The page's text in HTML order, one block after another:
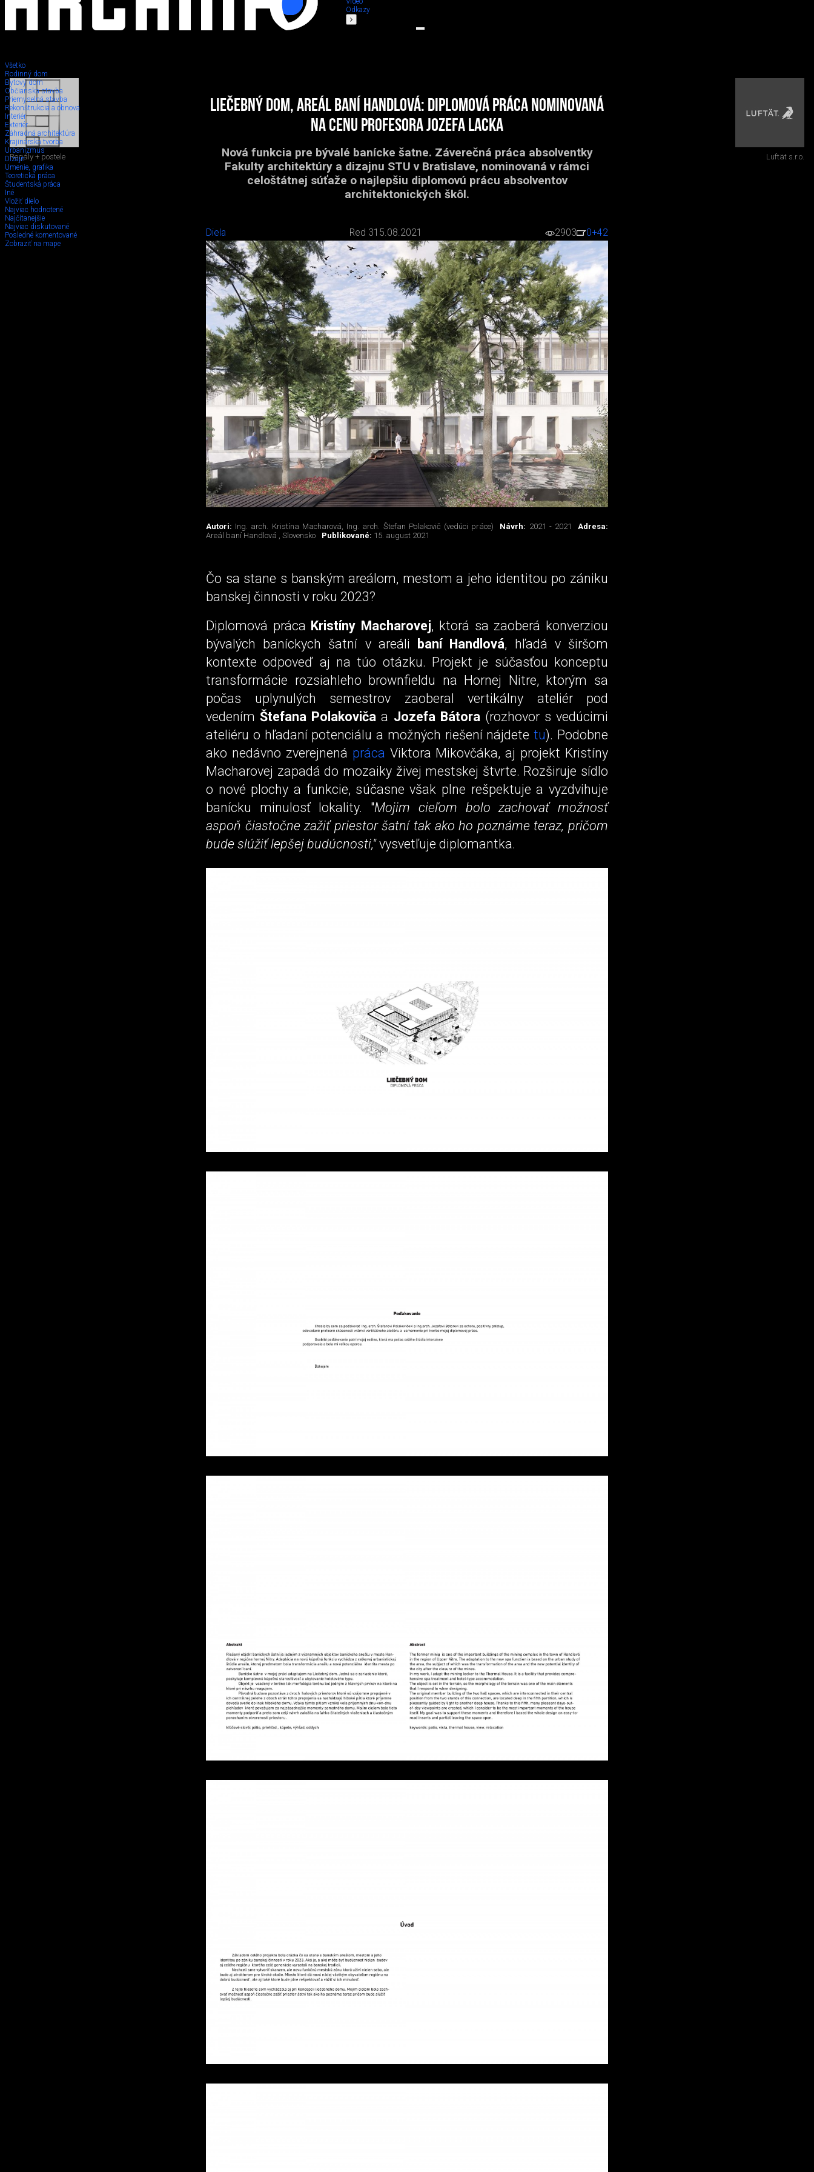
Odkazy
Všetko
Rodinný dom
Bytový dom
Občianska stavba
Priemyselná stavba
Rekonštrukcia a obnova
Interiér
Exteriér
Záhradná architektúra
Krajinárska tvorba
Urbanizmus
Dizajn
Umenie, grafika
Teoretická práca
Študentská práca
Iné
Vložiť dielo
Najviac hodnotené
Najčítanejšie
Najviac diskutované
Posledné komentované
Zobraziť na mape
Liečebný dom, areál baní Handlová: diplomová práca nominovaná
na Cenu profesora Jozefa Lacka
Nová funkcia pre bývalé banícke šatne. Záverečná práca absolventky
Fakulty architektúry a dizajnu STU v Bratislave, nominovaná v rámci
celoštátnej súťaže o najlepšiu diplomovú prácu absolventov
architektonických škôl.
Diela Red 315.08.2021 2903 0+42
Autori: Ing. arch. Kristína Macharová, Ing. arch. Štefan Polakovič (vedúci práce) Návrh: 2021 - 2021
Adresa:
Areál baní Handlová , Slovensko
Publikované: 15. august 2021
Čo sa stane s banským areálom, mestom a jeho identitou po zániku
banskej činnosti v roku 2023?
Diplomová práca Kristíny Macharovej, ktorá sa zaoberá konverziou
bývalých baníckych šatní v areáli
baní Handlová, hľadá v širšom
kontexte odpoveď aj na túo otázku. Projekt je súčasťou konceptu
transformácie rozsiahleho brownfieldu na Hornej Nitre, ktorým sa
počas uplynulých semestrov zaoberal vertikálny ateliér pod
vedenímŠtefana Polakoviča a Jozefa Bátora (rozhovor s vedúcimi
ateliéru o hľadaní potenciálu a možných riešení nájdetetu). Podobne
ako nedávno zverejnená práca Viktora Mikovčáka, aj projekt Kristíny
Macharovej zapadá do mozaiky živej mestskej štvrte. Rozširuje sídlo
o nové plochy a funkcie, súčasne však plne rešpektuje a vyzdvihuje
banícku minulosť lokality. "Mojim cieľom bolo zachovať možnosť
aspoň čiastočne zažiť priestor šatní tak ako ho poznáme teraz, pričom
bude slúžiť lepšej budúcnosti,"vysvetľuje diplomantka.
Regály + postele Luftät s.r.o.